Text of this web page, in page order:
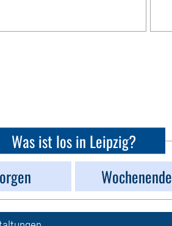
Was ist los in Leipzig?
Wochenende